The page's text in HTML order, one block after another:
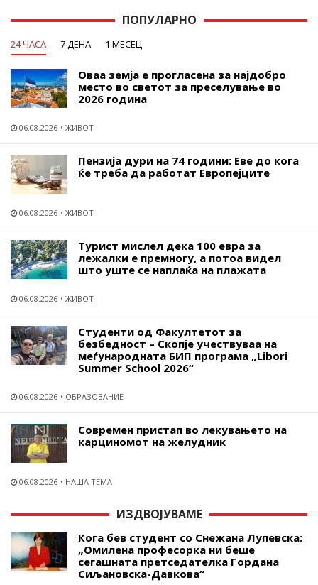
ПОПУЛАРНО
24 ЧАСА 7 ДЕНА 1 МЕСЕЦ
Оваа земја е прогласена за најдобро
место во светот за преселување во
2026 година
06.08.2026 ЖИВОТ
Пензија дури на 74 години: Еве до кога
ќе треба да работат Европејците
06.08.2026 ЖИВОТ
Турист мислел дека 100 евра за
лежалки е премногу, а потоа видел
што уште се наплаќа на плажата
06.08.2026 ЖИВОТ
Студенти од Факултетот за
безбедност – Скопје учествуваа на
меѓународната БИП програма „Libori
Summer School 2026“
06.08.2026 ОБРАЗОВАНИЕ
Современ пристап во лекувањето на
карциномот на желудник
06.08.2026 НАША ТЕМА
ИЗДВОЈУВАМЕ
Кога бев студент со Снежана Лупевска:
„Омилена професорка ни беше
сегашната претседателка Гордана
Сиљановска-Давкова“